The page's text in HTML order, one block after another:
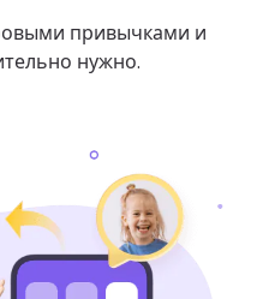
привычками и
нужно.